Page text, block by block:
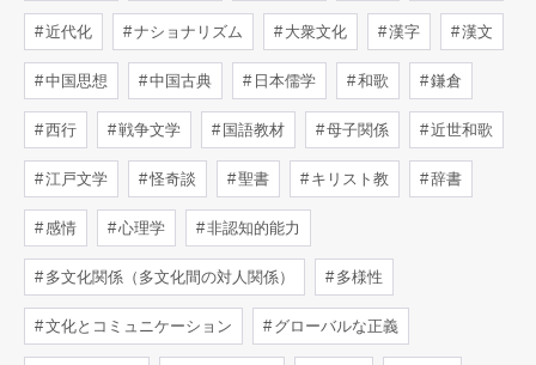
近代化 ナショナリズム 大衆文化 漢字 漢文
中国思想 中国古典 日本儒学 和歌 鎌倉
西行 戦争文学 国語教材 母子関係 近世和歌
江戸文学 怪奇談 聖書 キリスト教 辞書
感情 心理学 非認知的能力
多文化関係（多文化間の対人関係） 多様性
文化とコミュニケーション グローバルな正義